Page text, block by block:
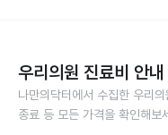
우리의원 진료비 안내
나만의닥터에서 수집한 우리의
종료 등 모든 가격을 확인해보